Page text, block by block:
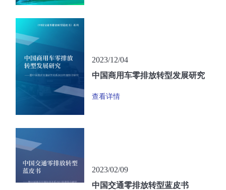
2023/12/04
中国商用车零排放转型发展研究
查看详情
2023/02/09
中国交通零排放转型蓝皮书